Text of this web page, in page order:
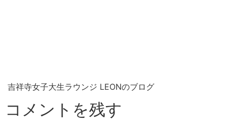
吉祥寺女子大生ラウンジ LEONのブログ
コメントを残す